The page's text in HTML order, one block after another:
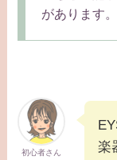
があります。
初心者さん
楽